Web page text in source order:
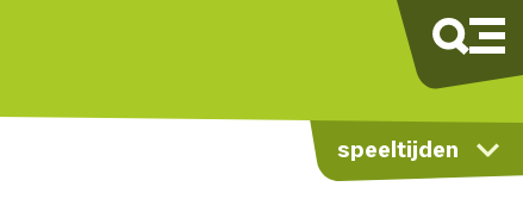
speeltijden